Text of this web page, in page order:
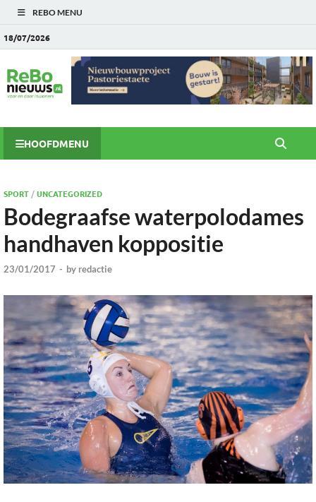
REBO MENU
18/07/2026
HOOFDMENU
SPORT/UNCATEGORIZED
Bodegraafse waterpolodames
handhaven koppositie
23/01/2017 - by redactie